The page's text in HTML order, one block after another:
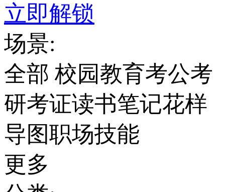
立即解锁
场景:
全部 校园教育考公考
研考证读书笔记花样
导图职场技能
更多